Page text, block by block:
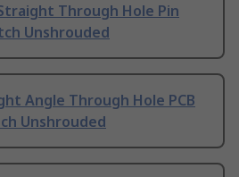
Straight Through Hole Pin
Unshrouded
Angle Through Hole PCB
Unshrouded